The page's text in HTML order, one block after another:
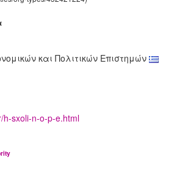
και Πολιτικών Επιστημών
h-sxoli-n-o-p-e.html